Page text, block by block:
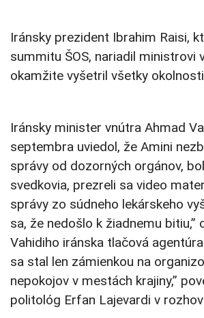
Iránsky prezident Ibrahim Raisi,
summitu ŠOS, nariadil ministrovi
okamžite vyšetril všetky
Iránsky minister vnútra Ahmad
septembra uviedol, že Amini
správy od dozorných orgánov,
svedkovia, prezreli sa video
správy zo súdneho lekárskeho
sa, že nedošlo k žiadnemu bitiu,”
Vahidiho iránska tlačová agentúra
sa stal len zámienkou na
nepokojov v mestách krajiny,”
politológ Erfan Lajevardi v